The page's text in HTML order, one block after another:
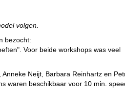
volgen.
bezocht:
Voor beide workshops was veel
Neijt, Barbara Reinhartz en
waren beschikbaar voor 10 min.